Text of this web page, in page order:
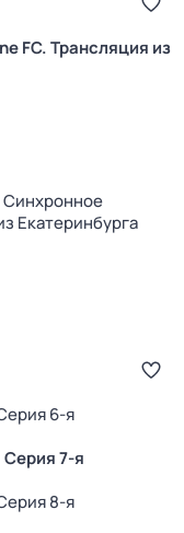
FC. Трансляция из
Синхронное
Екатеринбурга
6-я
Серия 7-я
8-я